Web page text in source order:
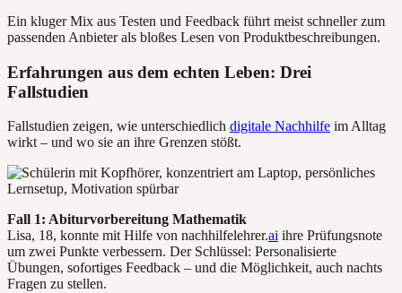
Ein kluger Mix aus Testen und Feedback führt meist schneller zum
passenden Anbieter als bloßes Lesen von Produktbeschreibungen.
Erfahrungen aus dem echten Leben: Drei
Fallstudien
Fallstudien zeigen, wie unterschiedlich digitale Nachhilfe im Alltag
wirkt – und wo sie an ihre Grenzen stößt.
Fall 1: Abiturvorbereitung Mathematik
Lisa, 18, konnte mit Hilfe von nachhilfelehrer.ai ihre Prüfungsnote
um zwei Punkte verbessern. Der Schlüssel: Personalisierte
Übungen, sofortiges Feedback – und die Möglichkeit, auch nachts
Fragen zu stellen.